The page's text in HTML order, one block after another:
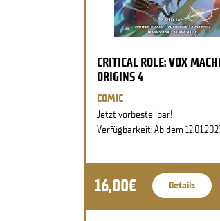
CRITICAL ROLE: VOX
ORIGINS 4
COMIC
Jetzt vorbestellbar!
Verfügbarkeit: Ab dem
16,00€ Details